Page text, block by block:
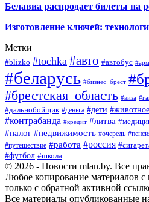
Белавиа распродает билеты
Изготовление ключей:
Метки
#blizko #tochka #авто #автобус
#беларусь #бизнес_брест
#брестская_область #виза
#дальнобойщик #деньга #дети #животное
#контрабанда #кредит #литва
#налог #недвижимость #очередь
#путешествие #работа #россия
#футбол #школа
© 2026 - Новости mlan.by. Все
Любое копирование материалов с
только с обратной активной
Все материалы опубликованные